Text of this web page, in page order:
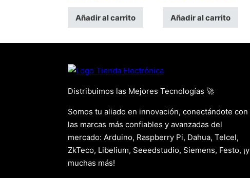
Añadir al carrito Añadir al carrito
Distribuimos las Mejores Tecnologías 🚀
Somos tu aliado en innovación, conectándote con
las marcas más confiables y avanzadas del
mercado: Arduino, Raspberry Pi, Dahua, Telcel,
ZkTeco, Libelium, Seeedstudio, Siemens, Festo, ¡y
muchas más!